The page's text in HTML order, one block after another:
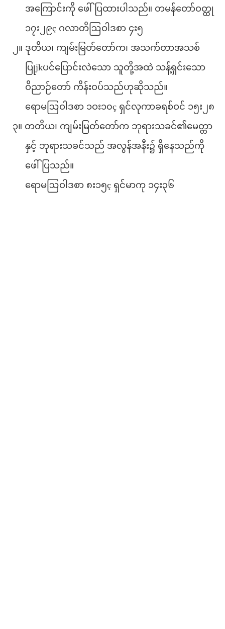
အကြောင်းကို ဖေါ်ပြထားပါသည်။ တမန်တော်ဝတ္ထု
၁၇း၂၉ç ဂလာတိဩဝါဒစာ ၄း၅
၂။ ဒုတိယ၊ ကျမ်းမြတ်တော်က၊ အသက်တာအသစ်
ပြုjkပင်ပြောင်းလဲသော သူတို့အထဲ သန့်ရှင်းသော
ဝိညာဉ်တော် ကိန်းဝပ်သည်ဟုဆိုသည်။
ရောမဩဝါဒစာ ၁ဝး၁၀ç ရှင်လုကာခရစ်ဝင် ၁၅း၂၈
၃။ တတိယ၊ ကျမ်းမြတ်တော်က ဘုရားသခင်၏မေတ္တာ
နှင့် ဘုရားသခင်သည် အလွန်အနီး၌ ရှိနေသည်ကို
ဖေါ်ပြသည်။
ရောမဩဝါဒစာ ၈း၁၅ç ရှင်မာကု ၁၄း၃၆